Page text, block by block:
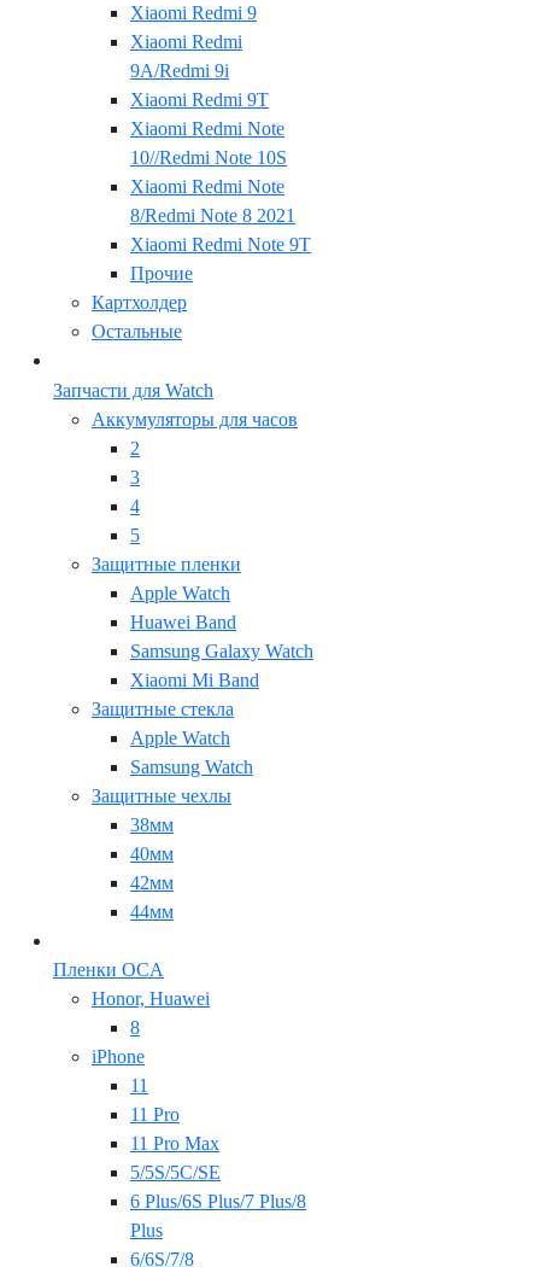
Xiaomi Redmi 9
Xiaomi Redmi
9A/Redmi 9i
Xiaomi Redmi 9T
Xiaomi Redmi Note
10//Redmi Note 10S
Xiaomi Redmi Note
8/Redmi Note 8 2021
Xiaomi Redmi Note 9T
Прочие
Картхолдер
Остальные
Запчасти для Watch
Аккумуляторы для часов
2
3
4
5
Защитные пленки
Apple Watch
Huawei Band
Samsung Galaxy Watch
Xiaomi Mi Band
Защитные стекла
Apple Watch
Samsung Watch
Защитные чехлы
38мм
40мм
42мм
44мм
Пленки OCA
Honor, Huawei
8
iPhone
11
11 Pro
11 Pro Max
5/5S/5C/SE
6 Plus/6S Plus/7 Plus/8
Plus
6/6S/7/8